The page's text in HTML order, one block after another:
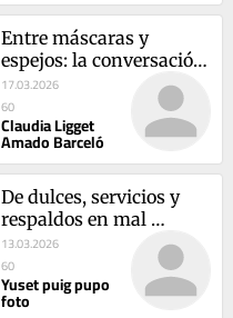
Entre máscaras y
espejos: la conversación
pendiente sobre los
“therians”
17.03.2026
60
Claudia Ligget
Amado Barceló
De dulces, servicios y
respaldos en mal
estado…
13.03.2026
60
Yuset puig pupo
foto